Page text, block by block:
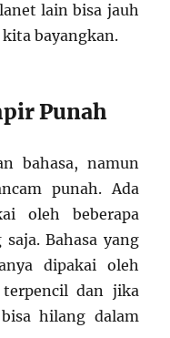
lain bisa jauh
bayangkan.
Punah
bahasa, namun
punah. Ada
oleh beberapa
Bahasa yang
dipakai oleh
dan jika
hilang dalam